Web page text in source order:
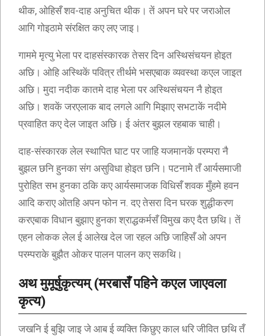
थीक, ओहिसँ शव-दाह अनुचित थीक। तें अपन घरे पर जराओल
आगि गोइठामे संरक्षित कए लए जाइ।
गाममे मृत्यु भेला पर दाहसंस्कारक तेसर दिन अस्थिसंचयन होइत
अछि। ओहि अस्थिकें पवित्र तीर्थमे भसएबाक व्यवस्था कएल जाइत
अछि। मुदा नदीक कातमे दाह भेला पर अस्थिसंचयन नै होइत
अछि। शवकें जरएलाक बाद लगले आगि मिझाए सभटाकें नदीमे
प्रवाहित कए देल जाइत अछि। ई अंतर बुझल रहबाक चाही।
दाह-संस्कारक लेल स्थापित घाट पर जाहि यजमानकें परम्परा नै
बुझल छनि हुनका संग असुविधा होइत छनि। पटनामे तँ आर्यसमाजी
पुरोहित सभ हुनका ठकि कए आर्यसमाजक विधिसँ शवक मुँहमे हवन
आदि कराए ओतहि अपन फोन न. दए तेसरा दिन घरक शुद्धीकरण
करएबाक विधान बुझाए हुनका श्राद्धकर्मसँ विमुख कए दैत छथि। तें
एहन लोकक लेल ई आलेख देल जा रहल अछि जाहिसँ ओ अपन
परम्पराके बुझैत ओकर पालन पालन कए सकथि।
अथ मुमूर्षुकृत्यम् (मरबासँ पहिने कएल जाएवला
कृत्य)
जखनि ई बुझि जाइ जे आब ई व्यक्ति किछुए काल धरि जीवित छथि तँ